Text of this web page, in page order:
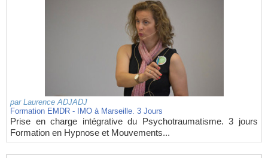
par Laurence ADJADJ
Formation EMDR - IMO à Marseille. 3 Jours
Prise en charge intégrative du Psychotraumatisme. 3 jours
Formation en Hypnose et Mouvements...